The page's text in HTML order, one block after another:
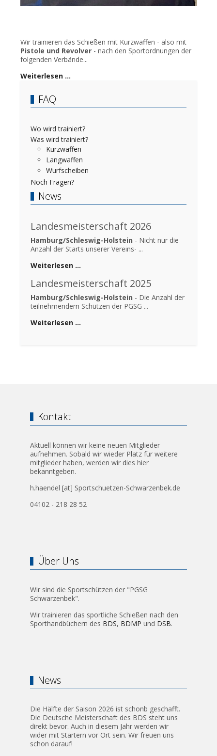
Wir trainieren das Schießen mit Kurzwaffen - also mit
Pistole und Revolver - nach den Sportordnungen der
folgenden Verbände...
Weiterlesen …
FAQ
Wo wird trainiert?
Was wird trainiert?
Kurzwaffen
Langwaffen
Wurfscheiben
Noch Fragen?
News
Landesmeisterschaft 2026
Hamburg/Schleswig-Holstein - Nicht nur die
Anzahl der Starts unserer Vereins- ...
Weiterlesen …
Landesmeisterschaft 2025
Hamburg/Schleswig-Holstein - Die Anzahl der
teilnehmendern Schützen der PGSG ...
Weiterlesen …
Kontakt
Aktuell können wir keine neuen Mitglieder
aufnehmen. Sobald wir wieder Platz für weitere
mitglieder haben, werden wir dies hier
bekanntgeben.
h.haendel [at] Sportschuetzen-Schwarzenbek.de
04102 - 218 28 52
Über Uns
Wir sind die Sportschützen der "PGSG
Schwarzenbek".
Wir trainieren das sportliche Schießen nach den
Sporthandbüchern des BDS, BDMP und DSB.
News
Die Hälfte der Saison 2026 ist schonb geschafft.
Die Deutsche Meisterschaft des BDS steht uns
direkt bevor. Auch in diesem Jahr werden wir
wider mit Startern vor Ort sein. Wir freuen uns
schon darauf!